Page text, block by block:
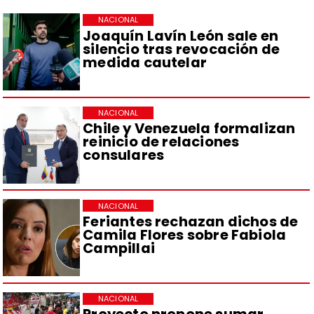
Joaquín Lavín León sale en
silencio tras revocación de
medida cautelar
NACIONAL
Chile y Venezuela formalizan
reinicio de relaciones
consulares
NACIONAL
Feriantes rechazan dichos de
Camila Flores sobre Fabiola
Campillai
NACIONAL
NACIONAL